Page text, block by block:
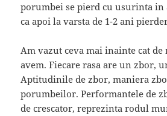
porumbei se pierd cu usurinta in
ca apoi la varsta de 1-2 ani
Am vazut ceva mai inainte cat de
avem. Fiecare rasa are un zbor,
Aptitudinile de zbor, maniera
porumbeilor. Performantele de
de crescator, reprezinta rodul